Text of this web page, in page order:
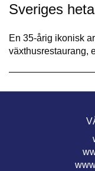
Sveriges
En 35-årig ikonisk
växthusrestaurang,